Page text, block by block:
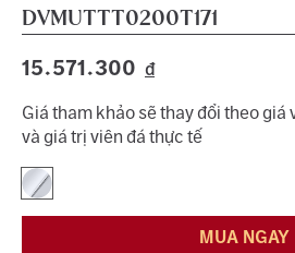
DVMUTTT0200T171
15.571.300 đ
Giá tham khảo sẽ thay đổi theo giá
và giá trị viên đá thực tế
MUA NGAY